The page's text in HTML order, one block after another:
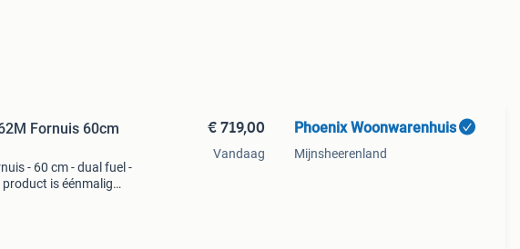
- 60 cm - dual fuel -
is éénmalig
€ 719,00
Vandaag
Phoenix Woonwarenhuis
Mijnsheerenland